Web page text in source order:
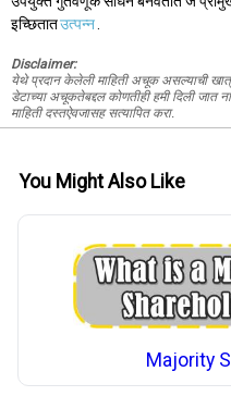
इच्छितातउत्पन्न.
Disclaimer:
येथे प्रदान केलेली माहिती अचूक असल्याची
डेटाच्या अचूकतेबद्दल कोणतीही हमी दिली जात
माहिती दस्तऐवजासह सत्यापित करा.
You Might Also Like
Majority